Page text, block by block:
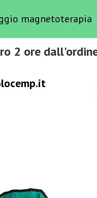
magnetoterapia
2 ore